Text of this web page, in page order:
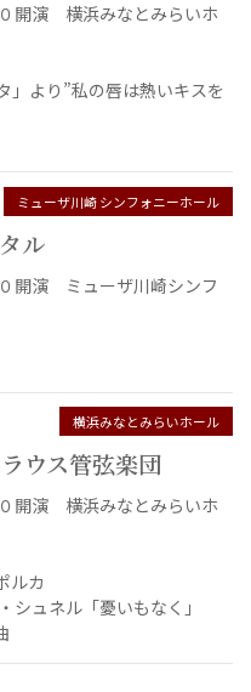
開演 横浜みなとみらいホ
」より”私の唇は熱いキスを
ミューザ川崎 シンフォニーホール
ル
開演 ミューザ川崎シンフ
横浜みなとみらいホール
ウス管弦楽団
開演 横浜みなとみらいホ
ルカ
シュネル「憂いもなく」